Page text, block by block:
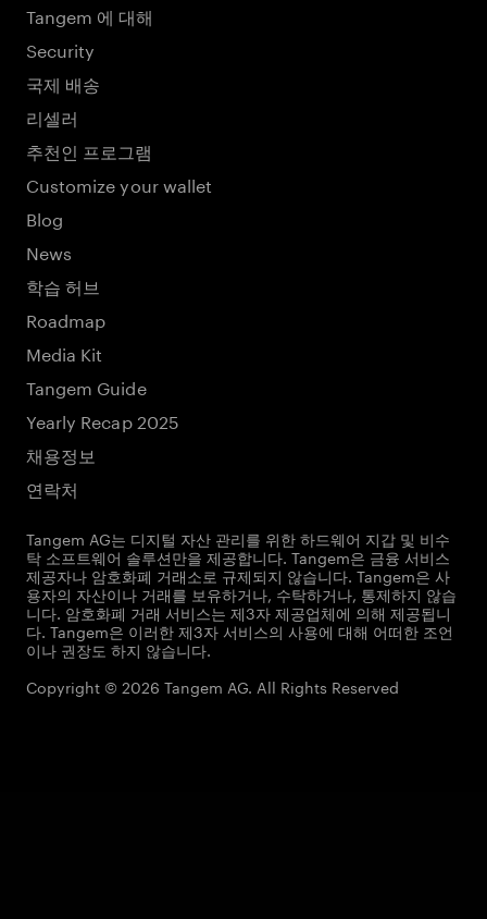
Tangem 에 대해
Security
국제 배송
리셀러
추천인 프로그램
Customize your wallet
Blog
News
학습 허브
Roadmap
Media Kit
Tangem Guide
Yearly Recap 2025
채용정보
연락처
Tangem AG는 디지털 자산 관리를 위한 하드웨어 지갑 및 비수
탁 소프트웨어 솔루션만을 제공합니다. Tangem은 금융 서비스
제공자나 암호화폐 거래소로 규제되지 않습니다. Tangem은 사
용자의 자산이나 거래를 보유하거나, 수탁하거나, 통제하지 않습
니다. 암호화폐 거래 서비스는 제3자 제공업체에 의해 제공됩니
다. Tangem은 이러한 제3자 서비스의 사용에 대해 어떠한 조언
이나 권장도 하지 않습니다.